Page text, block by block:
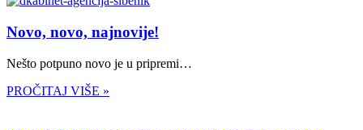
Novo, novo, najnovije!
Nešto potpuno novo je u pripremi…
PROČITAJ VIŠE »